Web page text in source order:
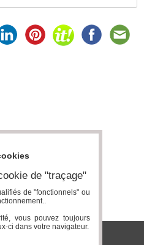
de "traçage"
de "fonctionnels" ou
vous pouvez toujours
ci dans votre navigateur.